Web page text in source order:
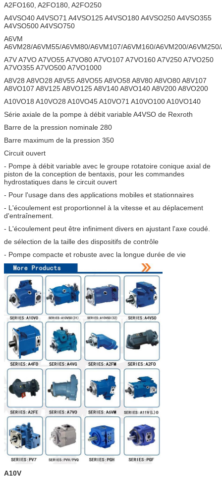
A2FO160, A2FO180, A2FO250
A4VSO40 A4VSO71 A4VSO125 A4VSO180 A4VSO250 A4VSO355
A4VSO500 A4VSO750
A6VM
A6VM28/A6VM55/A6VM80/A6VM107/A6VM160/A6VM200/
A7V A7VO A7VO55 A7VO80 A7VO107 A7VO160 A7V250 A7VO250
A7VO355 A7VO500 A7VO1000
A8V28 A8VO28 A8V55 A8VO55 A8VO58 A8V80 A8VO80 A8V107
A8VO107 A8V125 A8VO125 A8V140 A8VO140 A8V200 A8VO200
A10VO18 A10VO28 A10VO45 A10VO71 A10VO100 A10VO140
Série axiale de la pompe à débit variable A4VSO de Rexroth
Barre de la pression nominale 280
Barre maximum de la pression 350
Circuit ouvert
- Pompe à débit variable avec le groupe rotatoire conique axial de
piston de la conception de bentaxis, pour les commandes
hydrostatiques dans le circuit ouvert
- Pour l'usage dans des applications mobiles et stationnaires
- L'écoulement est proportionnel à la vitesse et au déplacement
d'entraînement.
- L'écoulement peut être infiniment divers en ajustant l'axe coudé.
de sélection de la taille des dispositifs de contrôle
- Pompe compacte et robuste avec la longue durée de vie
A10V